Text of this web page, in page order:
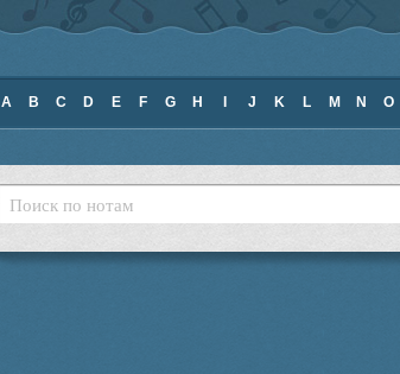
A B C D E F G H J K L M N O